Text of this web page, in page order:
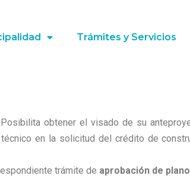
Trámites y Servicios
obtener el visado de su
en la solicitud del crédito de
trámite de aprobación de